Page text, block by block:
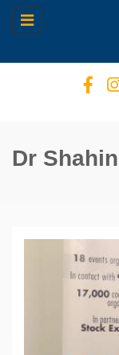
Toggle
navigation
Dr